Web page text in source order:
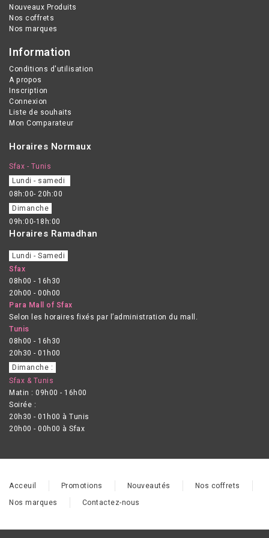
Nouveaux Produits
Nos coffrets
Nos marques
Information
Conditions d'utilisation
A propos
Inscription
Connexion
Liste de souhaits
Mon Comparateur
Horaires Normaux
Sfax - Tunis
Lundi - samedi
08h:00- 20h:00
Dimanche
09h:00-18h:00
Horaires Ramadhan
Lundi - Samedi
Sfax
08h00 - 16h30
20h00 - 00h00
Para Mall of Sfax
Selon les horaires fixés par l’administration du mall.
Tunis
08h00 - 16h30
20h30 - 01h00
Dimanche :
Sfax & Tunis
Matin : 09h00 - 16h00
Soirée :
20h30 - 01h00 à Tunis
20h00 - 00h00 à Sfax
Acceuil Promotions Nouveautés
Nos coffrets
Nos marques
Contactez-nous